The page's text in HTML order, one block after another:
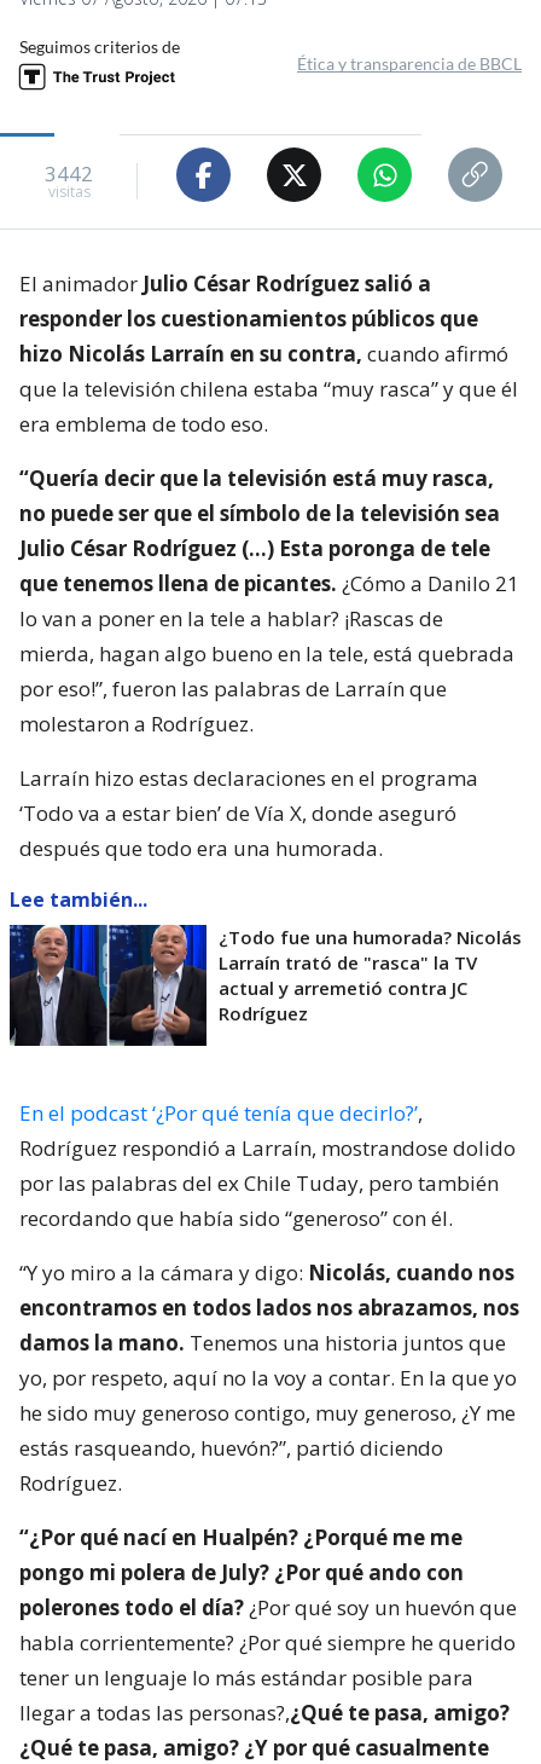
Seguimos criterios de
Ética y transparencia de BBCL
3442
visitas
El animador Julio César Rodríguez salió a
responder los cuestionamientos públicos que
hizo Nicolás Larraín en su contra, cuando afirmó
que la televisión chilena estaba “muy rasca” y que él
era emblema de todo eso.
“Quería decir que la televisión está muy rasca,
no puede ser que el símbolo de la televisión sea
Julio César Rodríguez (…) Esta poronga de tele
que tenemos llena de picantes. ¿Cómo a Danilo 21
lo van a poner en la tele a hablar? ¡Rascas de
mierda, hagan algo bueno en la tele, está quebrada
por eso!”, fueron las palabras de Larraín que
molestaron a Rodríguez.
Larraín hizo estas declaraciones en el programa
‘Todo va a estar bien’ de Vía X, donde aseguró
después que todo era una humorada.
Lee también...
¿Todo fue una humorada? Nicolás
Larraín trató de "rasca" la TV
actual y arremetió contra JC
Rodríguez
En el podcast ‘¿Por qué tenía que decirlo?’,
Rodríguez respondió a Larraín, mostrandose dolido
por las palabras del ex Chile Tuday, pero también
recordando que había sido “generoso” con él.
“Y yo miro a la cámara y digo: Nicolás, cuando nos
encontramos en todos lados nos abrazamos, nos
damos la mano. Tenemos una historia juntos que
yo, por respeto, aquí no la voy a contar. En la que yo
he sido muy generoso contigo, muy generoso, ¿Y me
estás rasqueando, huevón?”, partió diciendo
Rodríguez.
“¿Por qué nací en Hualpén? ¿Porqué me me
pongo mi polera de July? ¿Por qué ando con
polerones todo el día?¿Por qué soy un huevón que
habla corrientemente? ¿Por qué siempre he querido
tener un lenguaje lo más estándar posible para
llegar a todas las personas?,¿Qué te pasa, amigo?
¿Qué te pasa, amigo? ¿Y por qué casualmente